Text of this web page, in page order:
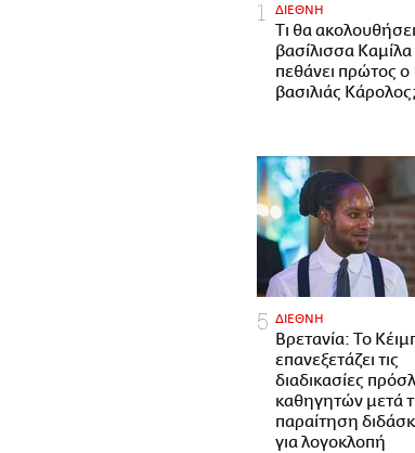
ΔΙΕΘΝΗ
Τι θα
βασίλισσα Καμίλα
πεθάνει πρώτος ο
βασιλιάς Κάρολος;
ΔΙΕΘΝΗ
Βρετανία: Το
επανεξετάζει τις
διαδικασίες
καθηγητών μετά
παραίτηση
για λογοκλοπή